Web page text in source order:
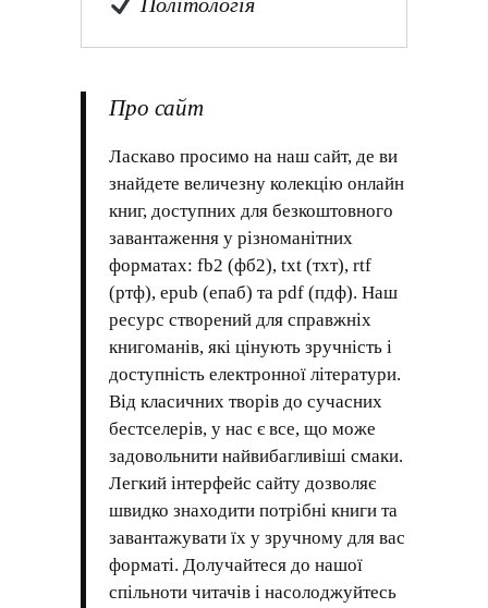
Про сайт
Ласкаво просимо на наш сайт, де ви
знайдете величезну колекцію онлайн
книг, доступних для безкоштовного
завантаження у різноманітних
форматах: fb2 (фб2), txt (тхт), rtf
(ртф), epub (епаб) та pdf (пдф). Наш
ресурс створений для справжніх
книгоманів, які цінують зручність і
доступність електронної літератури.
Від класичних творів до сучасних
бестселерів, у нас є все, що може
задовольнити найвибагливіші смаки.
Легкий інтерфейс сайту дозволяє
швидко знаходити потрібні книги та
завантажувати їх у зручному для вас
форматі. Долучайтеся до нашої
спільноти читачів і насолоджуйтесь